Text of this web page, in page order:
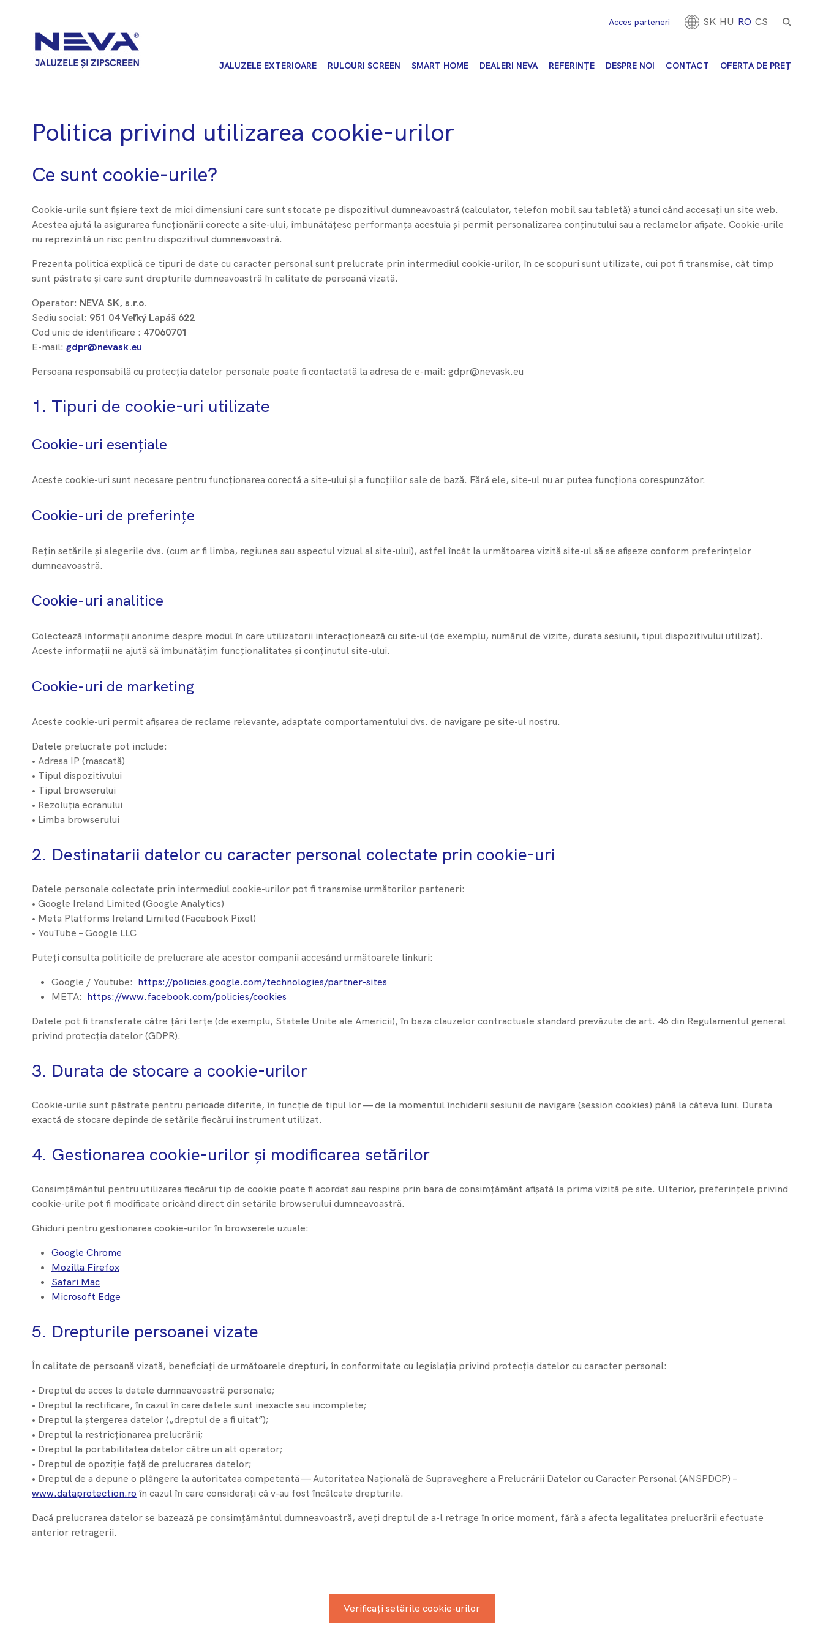
Acces parteneri SK HU RO CS
JALUZELE EXTERIOARE RULOURI SCREEN SMART HOME DEALERI NEVA REFERINȚE DESPRE NOI CONTACT OFERTA DE PREȚ
Politica privind utilizarea cookie-urilor
Ce sunt cookie-urile?
Cookie-urile sunt fișiere text de mici dimensiuni care sunt stocate pe dispozitivul dumneavoastră (calculator, telefon mobil sau tabletă) atunci când accesați un site web.
Acestea ajută la asigurarea funcționării corecte a site-ului, îmbunătățesc performanța acestuia și permit personalizarea conținutului sau a reclamelor afișate. Cookie-urile
nu reprezintă un risc pentru dispozitivul dumneavoastră.
Prezenta politică explică ce tipuri de date cu caracter personal sunt prelucrate prin intermediul cookie-urilor, în ce scopuri sunt utilizate, cui pot fi transmise, cât timp
sunt păstrate și care sunt drepturile dumneavoastră în calitate de persoană vizată.
Operator: NEVA SK, s.r.o.
Sediu social: 951 04 Veľký Lapáš 622
Cod unic de identificare : 47060701
E-mail: gdpr@nevask.eu
Persoana responsabilă cu protecția datelor personale poate fi contactată la adresa de e-mail: gdpr@nevask.eu
1. Tipuri de cookie-uri utilizate
Cookie-uri esențiale
Aceste cookie-uri sunt necesare pentru funcționarea corectă a site-ului și a funcțiilor sale de bază. Fără ele, site-ul nu ar putea funcționa corespunzător.
Cookie-uri de preferințe
Rețin setările și alegerile dvs. (cum ar fi limba, regiunea sau aspectul vizual al site-ului), astfel încât la următoarea vizită site-ul să se afișeze conform preferințelor
dumneavoastră.
Cookie-uri analitice
Colectează informații anonime despre modul în care utilizatorii interacționează cu site-ul (de exemplu, numărul de vizite, durata sesiunii, tipul dispozitivului utilizat).
Aceste informații ne ajută să îmbunătățim funcționalitatea și conținutul site-ului.
Cookie-uri de marketing
Aceste cookie-uri permit afișarea de reclame relevante, adaptate comportamentului dvs. de navigare pe site-ul nostru.
Datele prelucrate pot include:
• Adresa IP (mascată)
• Tipul dispozitivului
• Tipul browserului
• Rezoluția ecranului
• Limba browserului
2. Destinatarii datelor cu caracter personal colectate prin cookie-uri
Datele personale colectate prin intermediul cookie-urilor pot fi transmise următorilor parteneri:
• Google Ireland Limited (Google Analytics)
• Meta Platforms Ireland Limited (Facebook Pixel)
• YouTube – Google LLC
Puteți consulta politicile de prelucrare ale acestor companii accesând următoarele linkuri:
Google / Youtube: https://policies.google.com/technologies/partner-sites
META: https://www.facebook.com/policies/cookies
Datele pot fi transferate către țări terțe (de exemplu, Statele Unite ale Americii), în baza clauzelor contractuale standard prevăzute de art. 46 din Regulamentul general
privind protecția datelor (GDPR).
3. Durata de stocare a cookie-urilor
Cookie-urile sunt păstrate pentru perioade diferite, în funcție de tipul lor — de la momentul închiderii sesiunii de navigare (session cookies) până la câteva luni. Durata
exactă de stocare depinde de setările fiecărui instrument utilizat.
4. Gestionarea cookie-urilor și modificarea setărilor
Consimțământul pentru utilizarea fiecărui tip de cookie poate fi acordat sau respins prin bara de consimțământ afișată la prima vizită pe site. Ulterior, preferințele privind
cookie-urile pot fi modificate oricând direct din setările browserului dumneavoastră.
Ghiduri pentru gestionarea cookie-urilor în browserele uzuale:
Google Chrome
Mozilla Firefox
Safari Mac
Microsoft Edge
5. Drepturile persoanei vizate
În calitate de persoană vizată, beneficiați de următoarele drepturi, în conformitate cu legislația privind protecția datelor cu caracter personal:
• Dreptul de acces la datele dumneavoastră personale;
• Dreptul la rectificare, în cazul în care datele sunt inexacte sau incomplete;
• Dreptul la ștergerea datelor („dreptul de a fi uitat”);
• Dreptul la restricționarea prelucrării;
• Dreptul la portabilitatea datelor către un alt operator;
• Dreptul de opoziție față de prelucrarea datelor;
• Dreptul de a depune o plângere la autoritatea competentă — Autoritatea Națională de Supraveghere a Prelucrării Datelor cu Caracter Personal (ANSPDCP) –
www.dataprotection.ro în cazul în care considerați că v-au fost încălcate drepturile.
Dacă prelucrarea datelor se bazează pe consimțământul dumneavoastră, aveți dreptul de a-l retrage în orice moment, fără a afecta legalitatea prelucrării efectuate
anterior retragerii.
Verificați setările cookie-urilor